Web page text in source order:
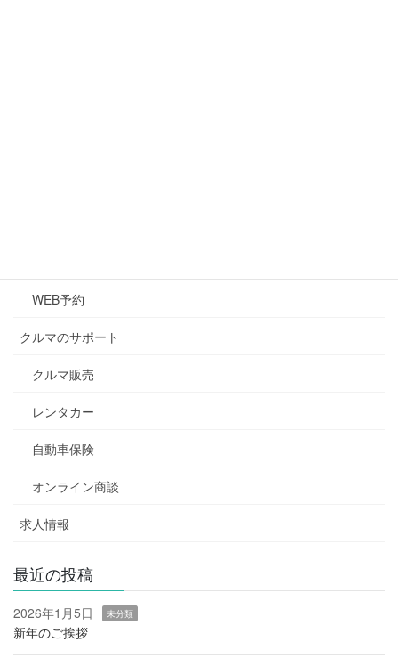
WEB予約
クルマのサポート
クルマ販売
レンタカー
自動車保険
オンライン商談
求人情報
最近の投稿
2026年1月5日 未分類
新年のご挨拶